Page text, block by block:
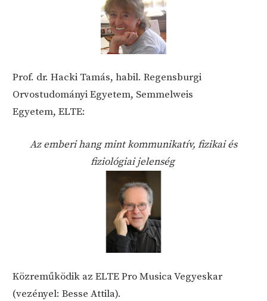
Prof. dr. Hacki Tamás, habil. Regensburgi
Orvostudományi Egyetem, Semmelweis
Egyetem, ELTE:
Az emberi hang mint kommunikatív, fizikai és
fiziológiai jelenség
Közreműködik az ELTE Pro Musica Vegyeskar
(vezényel: Besse Attila).